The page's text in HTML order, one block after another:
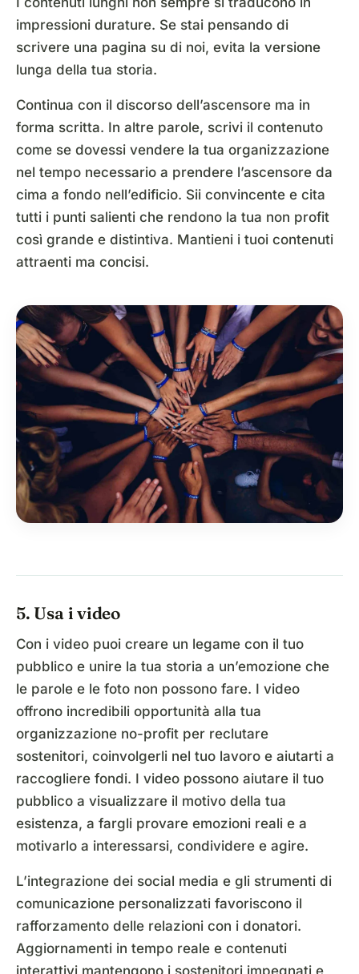
impressioni durature. Se stai pensando di
scrivere una pagina su di noi, evita la versione
lunga della tua storia.
Continua con il discorso dell’ascensore ma in
forma scritta. In altre parole, scrivi il contenuto
come se dovessi vendere la tua organizzazione
nel tempo necessario a prendere l’ascensore da
cima a fondo nell’edificio. Sii convincente e cita
tutti i punti salienti che rendono la tua non profit
così grande e distintiva. Mantieni i tuoi contenuti
attraenti ma concisi.
5. Usa i video
Con i video puoi creare un legame con il tuo
pubblico e unire la tua storia a un’emozione che
le parole e le foto non possono fare. I video
offrono incredibili opportunità alla tua
organizzazione no-profit per reclutare
sostenitori, coinvolgerli nel tuo lavoro e aiutarti a
raccogliere fondi. I video possono aiutare il tuo
pubblico a visualizzare il motivo della tua
esistenza, a fargli provare emozioni reali e a
motivarlo a interessarsi, condividere e agire.
L’integrazione dei social media e gli strumenti di
comunicazione personalizzati favoriscono il
rafforzamento delle relazioni con i donatori.
Aggiornamenti in tempo reale e contenuti